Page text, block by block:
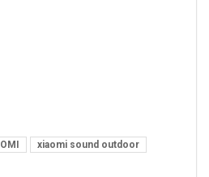
xiaomi sound outdoor